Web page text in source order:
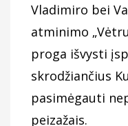
Vladimiro bei
atminimo
proga išvysti
skrodžiančius
pasimėgauti
peizažais.